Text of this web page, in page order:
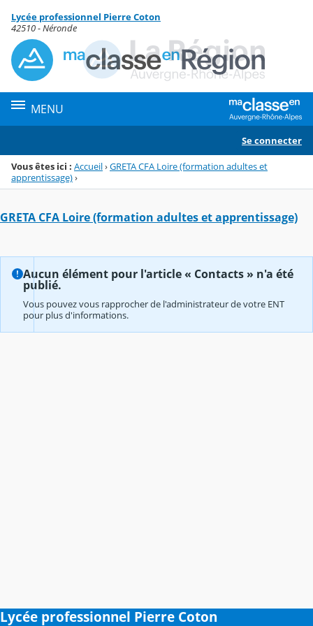
Menu de la rubrique
Contenu
Lycée professionnel Pierre Coton
42510 - Néronde
MENU
Se connecter
Vous êtes ici : Accueil›GRETA CFA Loire (formation adultes et
apprentissage)›
GRETA CFA Loire (formation adultes et apprentissage)
Aucun élément pour l'article « Contacts » n'a été
publié.
Vous pouvez vous rapprocher de l'administrateur de votre ENT
pour plus d'informations.
Lycée professionnel Pierre Coton